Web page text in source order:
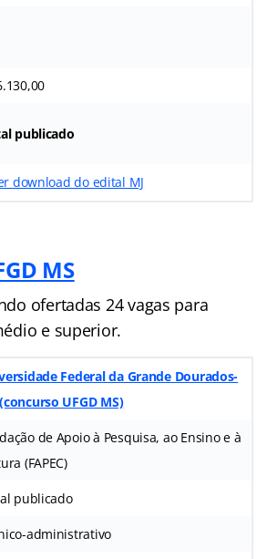
publicado
download do edital MJ
MS
ofertadas 24 vagas para
e superior.
Federal da Grande Dourados-
UFGD MS)
de Apoio à Pesquisa, ao Ensino e à
(FAPEC)
publicado
administrativo